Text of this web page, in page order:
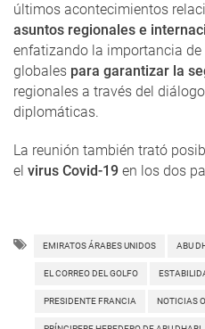
últimos acontecimientos
asuntos regionales e
enfatizando la importancia
globales para garantizar la
regionales a través del
diplomáticas.
La reunión también trató
el virus Covid-19 en los dos
EMIRATOS ÁRABES UNIDOS ABU
EL CORREO DEL GOLFO
PRESIDENTE FRANCIA NOTICIAS